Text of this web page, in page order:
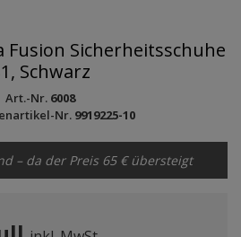
Fusion Sicherheitsschuhe
Schwarz
Art.-Nr. 6008
Nr. 9919225-10
– da der Preis 65 € übersteigt